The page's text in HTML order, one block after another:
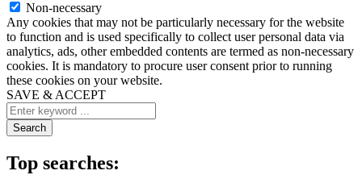
Non-necessary
Any cookies that may not be particularly necessary for the website
to function and is used specifically to collect user personal data via
analytics, ads, other embedded contents are termed as non-necessary
cookies. It is mandatory to procure user consent prior to running
these cookies on your website.
SAVE & ACCEPT
Search
Top searches: